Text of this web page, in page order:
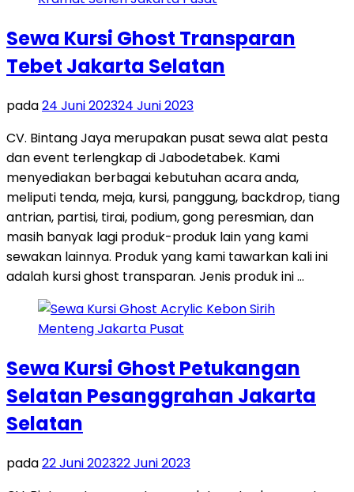
Sewa Kursi Ghost Transparan
Tebet Jakarta Selatan
pada24 Juni 202324 Juni 2023
CV. Bintang Jaya merupakan pusat sewa alat pesta
dan event terlengkap di Jabodetabek. Kami
menyediakan berbagai kebutuhan acara anda,
meliputi tenda, meja, kursi, panggung, backdrop, tiang
antrian, partisi, tirai, podium, gong peresmian, dan
masih banyak lagi produk-produk lain yang kami
sewakan lainnya. Produk yang kami tawarkan kali ini
adalah kursi ghost transparan. Jenis produk ini …
Sewa Kursi Ghost Petukangan
Selatan Pesanggrahan Jakarta
Selatan
pada22 Juni 202322 Juni 2023